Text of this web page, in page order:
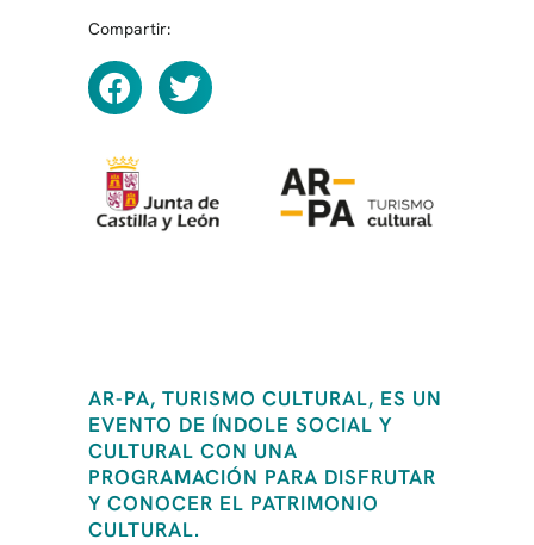
Compartir:
AR-PA, TURISMO CULTURAL, ES UN
EVENTO DE ÍNDOLE SOCIAL Y
CULTURAL CON UNA
PROGRAMACIÓN PARA DISFRUTAR
Y CONOCER EL PATRIMONIO
CULTURAL.